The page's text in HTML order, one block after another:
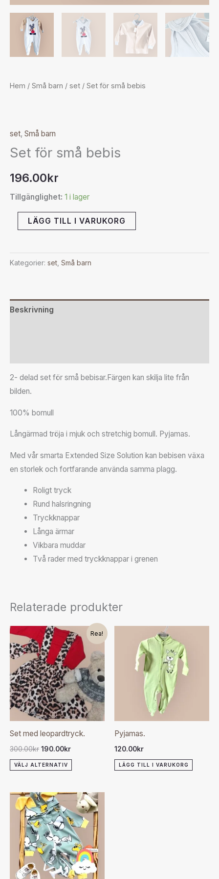
Hem / Små barn / set / Set för små bebis
set, Små barn
Set för små bebis
196.00kr
Tillgänglighet: 1 i lager
LÄGG TILL I VARUKORG
Kategorier: set, Små barn
Beskrivning
2- delad set för små bebisar.Färgen kan skilja lite från
bilden.
100% bomull
Långärmad tröja i mjuk och stretchig bomull. Pyjamas.
Med vår smarta Extended Size Solution kan bebisen växa
en storlek och fortfarande använda samma plagg.
Roligt tryck
Rund halsringning
Tryckknappar
Långa ärmar
Vikbara muddar
Två rader med tryckknappar i grenen
Relaterade produkter
Rea!
Set med leopardtryck.
300.00kr
Det
ursprungliga
priset
var:
300.00kr.
190.00kr
Det
nuvarande
priset
190.00kr.
VÄLJ ALTERNATIV
Den
här
produkten
har
flera
varianter.
De
väljas
produktsidan
Pyjamas.
120.00kr
LÄGG TILL I VARUKORG